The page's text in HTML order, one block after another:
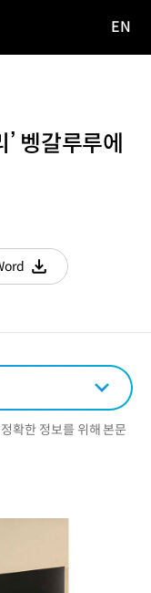
EN
벵갈루루에
다운로드
확한 정보를 위해 본문